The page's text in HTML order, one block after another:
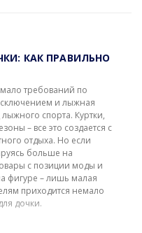
КАК ПРАВИЛЬНО
требований по
и лыжная
спорта. Куртки,
– все это создается с
отдыха. Но если
больше на
с позиции моды и
фигуре – лишь малая
приходится немало
дочки.